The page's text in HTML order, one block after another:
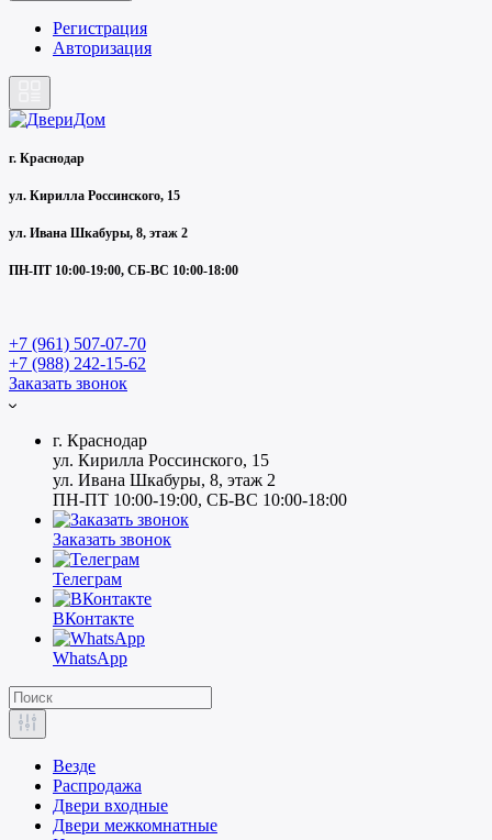
Регистрация
Авторизация
г. Краснодар
ул. Кирилла Россинского, 15
ул. Ивана Шкабуры, 8, этаж 2
ПН-ПТ 10:00-19:00, СБ-ВС 10:00-18:00
+7 (961) 507-07-70
+7 (988) 242-15-62
Заказать звонок
г. Краснодар
ул. Кирилла Россинского, 15
ул. Ивана Шкабуры, 8, этаж 2
ПН-ПТ 10:00-19:00, СБ-ВС 10:00-18:00
Заказать звонок
Телеграм
ВКонтакте
WhatsApp
Везде
Распродажа
Двери входные
Двери межкомнатные